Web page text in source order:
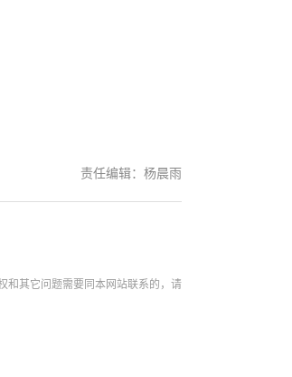
责任编辑：杨晨雨
和其它问题需要同本网站联系的，请